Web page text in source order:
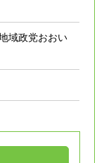
域政党おおい